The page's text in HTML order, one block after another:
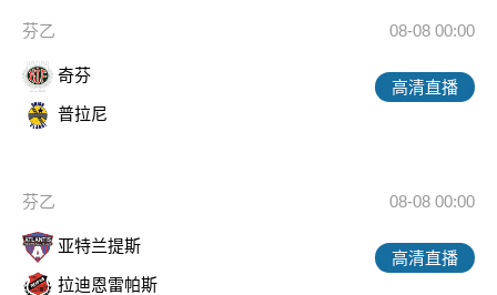
芬乙 08-08 00:00
奇芬
普拉尼
高清直播
芬乙 08-08 00:00
亚特兰提斯
拉迪恩雷帕斯
高清直播